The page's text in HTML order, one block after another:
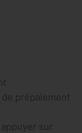
que les
chaque
pour votre
pouvons
prépaiement
sur